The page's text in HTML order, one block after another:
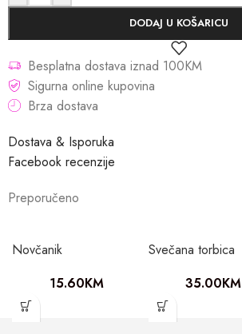
DODAJ U KOŠARICU
Besplatna dostava iznad 100KM
Sigurna online kupovina
Brza dostava
Dostava & Isporuka
Facebook recenzije
Preporučeno
Novčanik
15.60KM
Svečana torbica
35.00KM